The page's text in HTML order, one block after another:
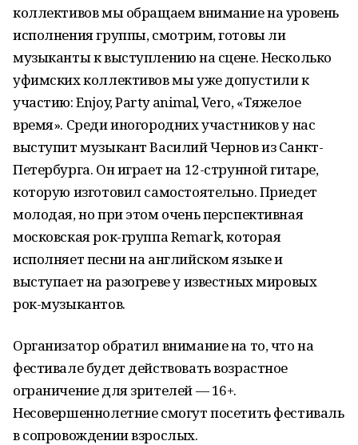
коллективов мы обращаем внимание на уровень
исполнения группы, смотрим, готовы ли
музыканты к выступлению на сцене. Несколько
уфимских коллективов мы уже допустили к
участию: Enjoy, Party animal, Vero, «Тяжелое
время». Среди иногородних участников у нас
выступит музыкант Василий Чернов из Санкт-
Петербурга. Он играет на 12-струнной гитаре,
которую изготовил самостоятельно. Приедет
молодая, но при этом очень перспективная
московская рок-группа Remark, которая
исполняет песни на английском языке и
выступает на разогреве у известных мировых
рок-музыкантов.
Организатор обратил внимание на то, что на
фестивале будет действовать возрастное
ограничение для зрителей — 16+.
Несовершеннолетние смогут посетить фестиваль
в сопровождении взрослых.